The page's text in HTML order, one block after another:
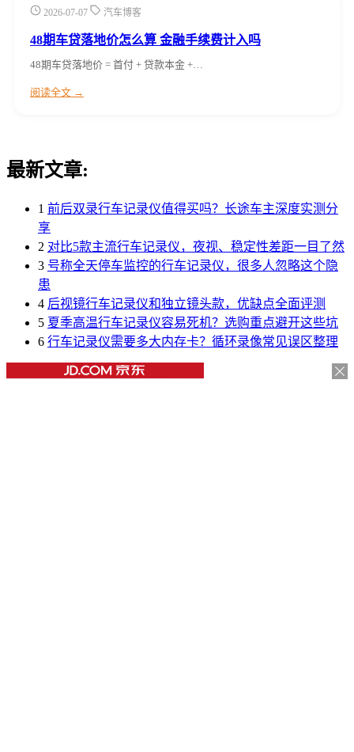
2026-07-07 汽车博客
48期车贷落地价怎么算 金融手续费计入吗
48期车贷落地价 = 首付 + 贷款本金 +…
阅读全文 →
最新文章:
1 前后双录行车记录仪值得买吗？长途车主深度实测分
享
2 对比5款主流行车记录仪，夜视、稳定性差距一目了然
3 号称全天停车监控的行车记录仪，很多人忽略这个隐
患
4 后视镜行车记录仪和独立镜头款，优缺点全面评测
5 夏季高温行车记录仪容易死机？选购重点避开这些坑
6 行车记录仪需要多大内存卡？循环录像常见误区整理